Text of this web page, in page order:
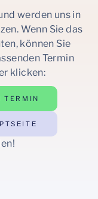
werden uns in
Wenn Sie das
können Sie
Termin
klicken:
TERMIN